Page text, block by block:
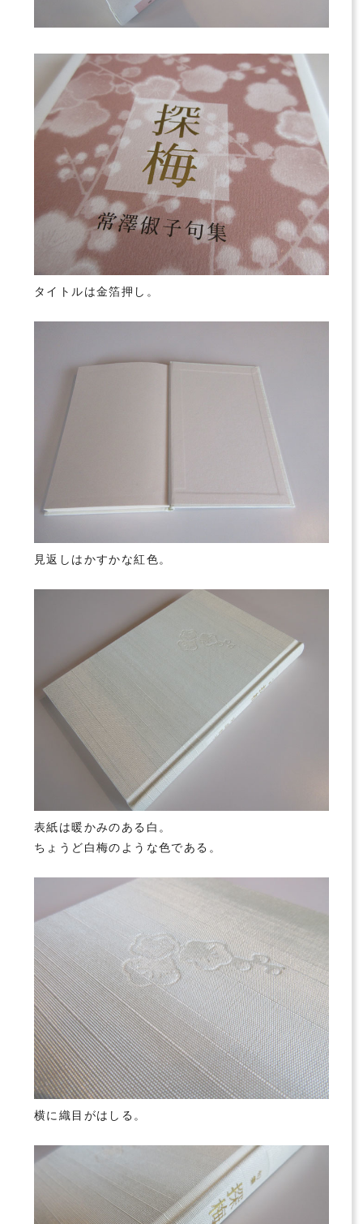
タイトルは金箔押し。
見返しはかすかな紅色。
表紙は暖かみのある白。
ちょうど白梅のような色である。
横に織目がはしる。